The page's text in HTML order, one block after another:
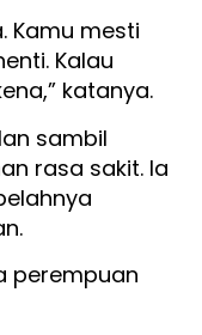
Kamu mesti
Kalau
katanya.
sambil
rasa sakit. Ia
perempuan